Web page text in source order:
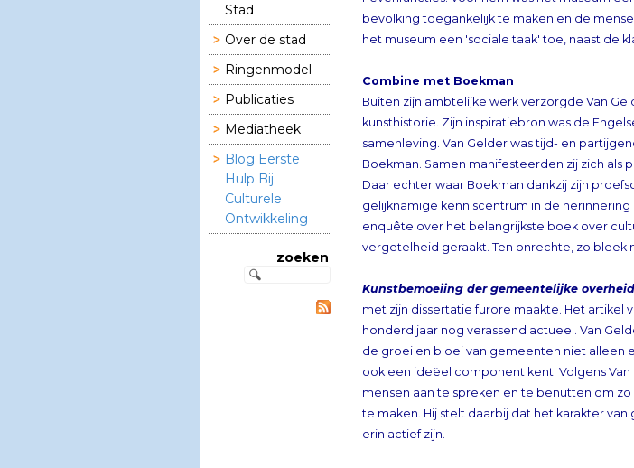
Stad
Over de stad
Ringenmodel
Publicaties
Mediatheek
Blog Eerste
Hulp Bij
Culturele
Ontwikkeling
zoeken
het museum een 'sociale taak' toe, naast de
Combine met Boekman
Buiten zijn ambtelijke werk verzorgde Van
kunsthistorie. Zijn inspiratiebron was de
Daar echter waar Boekman dankzij zijn
vergetelheid geraakt. Ten onrechte, zo bleek
Kunstbemoeiing der gemeentelijke
erin actief zijn.